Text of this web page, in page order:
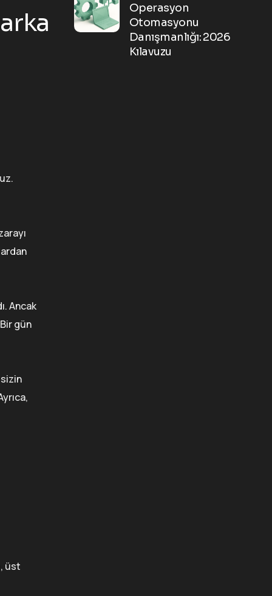
Ancak
gün
üst
Operasyon
Otomasyonu
Danışmanlığı: 2026
Kılavuzu